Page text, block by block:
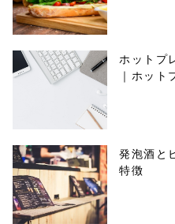
ホットプ
｜ホット
発泡酒と
特徴